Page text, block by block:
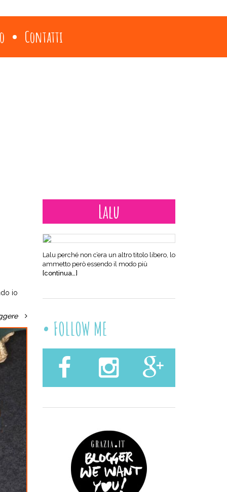
Contatti
io
Lalu
Lalu perché non c’era un altro titolo libero, lo
ammetto però essendo il modo più
[continua…]
FOLLOW ME